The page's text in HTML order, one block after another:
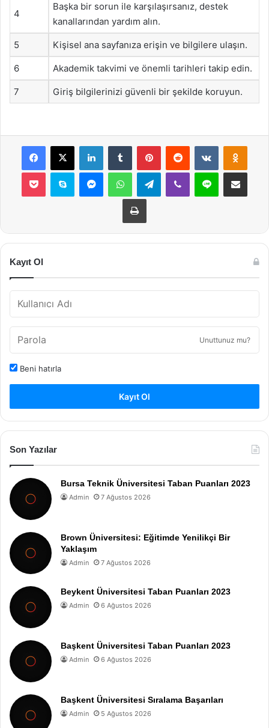
4
Başka bir sorun ile karşılaşırsanız, destek
kanallarından yardım alın.
5 Kişisel ana sayfanıza erişin ve bilgilere ulaşın.
6 Akademik takvimi ve önemli tarihleri takip edin.
7 Giriş bilgilerinizi güvenli bir şekilde koruyun.
Facebook
X LinkedInTumblr PinterestReddit VKontakte
Pocket Skype MessengerWhatsAppTelegramViber Line E-Posta ile
Yazdır
Kayıt Ol
Unuttunuz mu?
Beni hatırla
Kayıt Ol
Son Yazılar
Bursa Teknik Üniversitesi Taban Puanları 2023
Admin 7 Ağustos 2026
Brown Üniversitesi: Eğitimde Yenilikçi Bir
Yaklaşım
Admin 7 Ağustos 2026
Beykent Üniversitesi Taban Puanları 2023
Admin 6 Ağustos 2026
Başkent Üniversitesi Taban Puanları 2023
Admin 6 Ağustos 2026
Başkent Üniversitesi Sıralama Başarıları
Admin 5 Ağustos 2026